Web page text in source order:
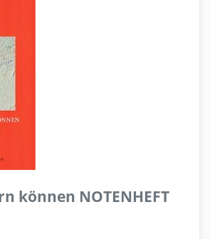
können NOTENHEFT